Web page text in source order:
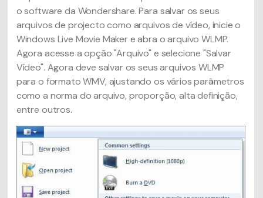
o software da Wondershare. Para salvar os seus
arquivos de projecto como arquivos de vídeo, inicie o
Windows Live Movie Maker e abra o arquivo WLMP.
Agora acesse a opção "Arquivo" e selecione "Salvar
Vídeo". Agora deve salvar os seus arquivos WLMP
para o formato WMV, ajustando os vários parâmetros
como a norma do arquivo, proporção, alta definição,
entre outros.